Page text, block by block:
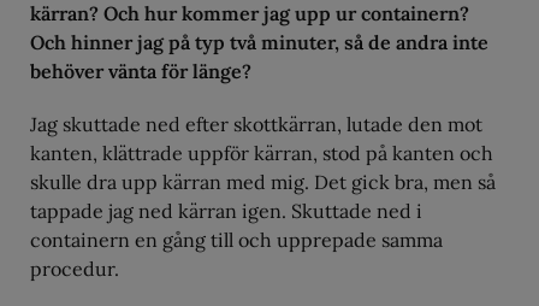
kärran? Och hur kommer jag upp ur containern?
Och hinner jag på typ två minuter, så de andra inte
behöver vänta för länge?
Jag skuttade ned efter skottkärran, lutade den mot
kanten, klättrade uppför kärran, stod på kanten och
skulle dra upp kärran med mig. Det gick bra, men så
tappade jag ned kärran igen. Skuttade ned i
containern en gång till och upprepade samma
procedur.